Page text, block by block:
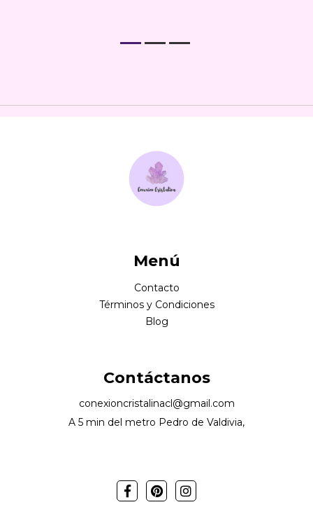
Menú
Contacto
Términos y Condiciones
Blog
Contáctanos
conexioncristalinacl@gmail.com
A 5 min del metro Pedro de Valdivia,